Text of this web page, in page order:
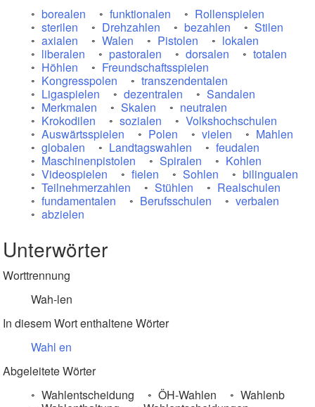
borealen
funktionalen
Rollenspielen
sterilen
Drehzahlen bezahlen
Stilen
axialen
Walen Pistolen
lokalen
liberalen
pastoralen dorsalen
totalen
Höhlen
Freundschaftsspielen
Kongresspolen
transzendentalen
Ligaspielen
dezentralen
Sandalen
Merkmalen
Skalen
neutralen
Krokodilen
sozialen
Volkshochschulen
Auswärtsspielen
Polen vielen
Mahlen
globalen
Landtagswahlen
feudalen
Maschinenpistolen
Spiralen
Kohlen
Videospielen
fielen Sohlen
bilingualen
Teilnehmerzahlen
Stühlen
Realschulen
fundamentalen
Berufsschulen
verbalen
abzielen
Unterwörter
Worttrennung
Wah-len
In diesem Wort enthaltene Wörter
Wahl en
Abgeleitete Wörter
Wahlentscheidung
ÖH-Wahlen
Wahlenb